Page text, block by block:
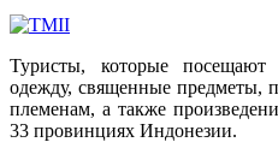
Туристы, которые
одежду, священные предметы,
племенам, а также
33 провинциях Индонезии.